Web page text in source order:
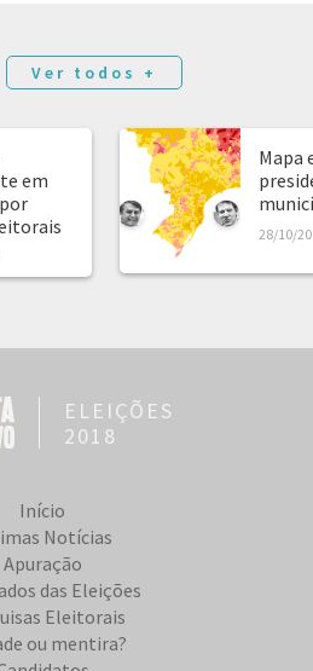
Ver todos +
em
Mapa
28/10/
ELEIÇÕES
2018
Início
Notícias
Apuração
das Eleições
Eleitorais
ou mentira?